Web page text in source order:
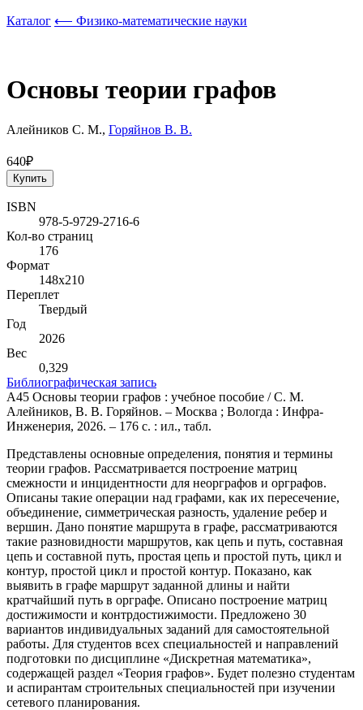
Каталог ⟵ Физико-математические науки
Основы теории графов
Алейников С. М., Горяйнов В. В.
640₽
Купить
ISBN
978-5-9729-2716-6
Кол-во страниц
176
Формат
148х210
Переплет
Твердый
Год
2026
Вес
0,329
Библиографическая запись
А45 Основы теории графов : учебное пособие / С. М.
Алейников, В. В. Горяйнов. – Москва ; Вологда : Инфра-
Инженерия, 2026. – 176 с. : ил., табл.
Представлены основные определения, понятия и термины
теории графов. Рассматривается построение матриц
смежности и инцидентности для неорграфов и орграфов.
Описаны такие операции над графами, как их пересечение,
объединение, симметрическая разность, удаление ребер и
вершин. Дано понятие маршрута в графе, рассматриваются
такие разновидности маршрутов, как цепь и путь, составная
цепь и составной путь, простая цепь и простой путь, цикл и
контур, простой цикл и простой контур. Показано, как
выявить в графе маршрут заданной длины и найти
кратчайший путь в орграфе. Описано построение матриц
достижимости и контрдостижимости. Предложено 30
вариантов индивидуальных заданий для самостоятельной
работы. Для студентов всех специальностей и направлений
подготовки по дисциплине «Дискретная математика»,
содержащей раздел «Теория графов». Будет полезно студентам
и аспирантам строительных специальностей при изучении
сетевого планирования.